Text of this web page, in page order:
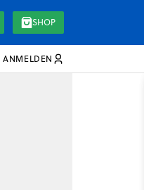
SHOP
ANMELDEN